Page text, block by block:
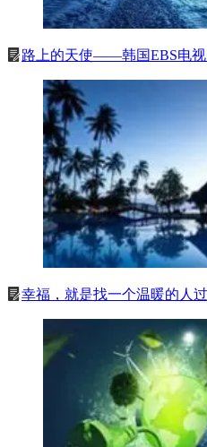
路上的天使——韩国EBS电
幸福，就是找一个温暖的人